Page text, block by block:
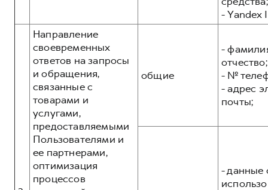
- Yandex
Направление
своевременных
ответов на запросы
и обращения,
связанные с
товарами и
услугами,
предоставляемыми
Пользователями и
ее партнерами,
оптимизация
процессов
общие
-
отчество;
- №
- адрес
почты;
- данные